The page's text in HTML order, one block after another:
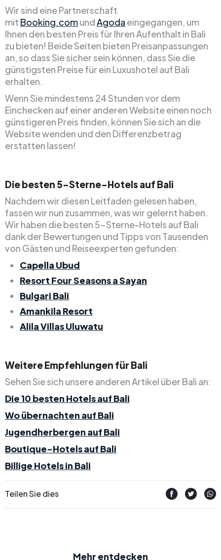
Wir sind eine Partnerschaft
mit Booking.comundAgoda eingegangen, um
Ihnen den besten Preis für Ihren Aufenthalt in Bali
zu bieten! Beide Seiten bieten Preisanpassungen
an, so dass Sie sicher sein können, dass Sie die
günstigsten Preise für ein Luxushotel auf Bali
erhalten.
Wenn Sie mindestens 24 Stunden vor dem
Einchecken auf einer anderen Website einen noch
günstigeren Preis finden, können Sie sich an die
Website wenden und den Differenzbetrag
erstatten lassen!
Die besten 5-Sterne-Hotels auf Bali
Nachdem wir diesen Leitfaden gelesen haben,
fassen wir nun zusammen, was wir gelernt haben.
Wir haben die besten 5-Sterne-Hotels auf Bali
dank der Bewertungen und Tipps von Tausenden
von Gästen und Reiseexperten gefunden:
Capella Ubud
Resort Four Seasons a Sayan
Bulgari Bali
Amankila Resort
Alila Villas Uluwatu
Weitere Empfehlungen für Bali
Sehen Sie sich unsere anderen Artikel über Bali an:
Die 10 besten Hotels auf Bali
Wo übernachten auf Bali
Jugendherbergen auf Bali
Boutique-Hotels auf Bali
Billige Hotels in Bali
Teilen Sie dies
Mehr entdecken